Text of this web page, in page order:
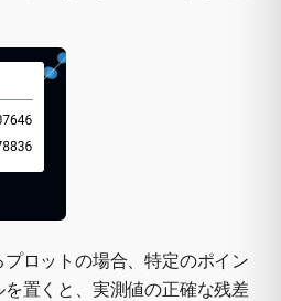
ロットの場合、特定のポイン
を置くと、実測値の正確な残差